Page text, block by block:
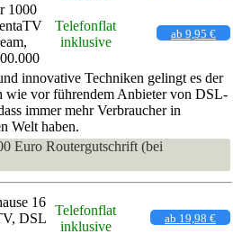
1000
Telefonflat
inklusive
ab 9,95 €
innovative Techniken gelingt es der
wie vor führendem Anbieter von DSL-
immer mehr Verbraucher in
Welt haben.
Euro Routergutschrift (bei
16
DSL
Telefonflat
inklusive
ab 19,98 €